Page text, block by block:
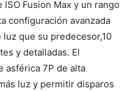
ISO Fusion Max y un rango
configuración avanzada
luz que su predecesor,10
y detalladas. El
asférica 7P de alta
luz y permitir disparos